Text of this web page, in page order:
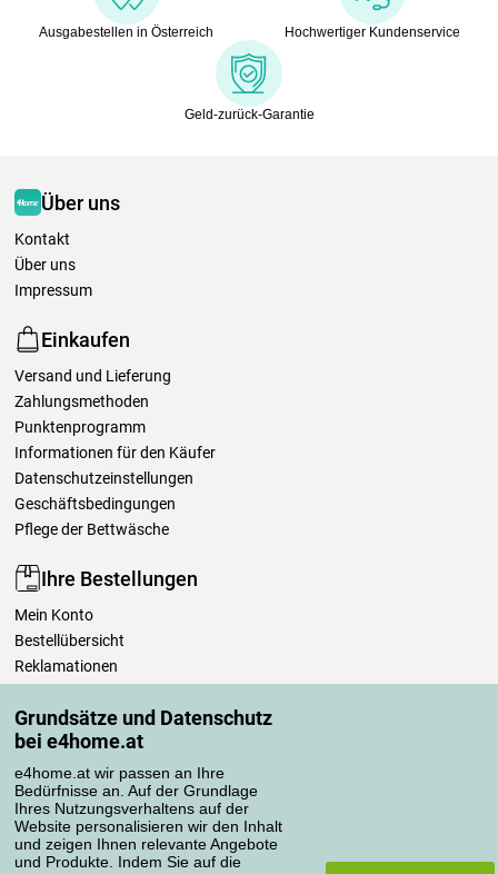
Grundsätze und Datenschutz
bei e4home.at
e4home.at wir passen an Ihre
Bedürfnisse an. Auf der Grundlage
Ihres Nutzungsverhaltens auf der
Website personalisieren wir den Inhalt
und zeigen Ihnen relevante Angebote
und Produkte. Indem Sie auf die
Ausgabestellen in Österreich Hochwertiger Kundenservice
Geld-zurück-Garantie
Über uns
Kontakt
Über uns
Impressum
Einkaufen
Versand und Lieferung
Zahlungsmethoden
Punktenprogramm
Informationen für den Käufer
Datenschutzeinstellungen
Geschäftsbedingungen
Pflege der Bettwäsche
Ihre Bestellungen
Mein Konto
Bestellübersicht
Reklamationen
Einfach mehr wissen
Richtlinien zur Verarbeitung von Bewertungen
Transportarten